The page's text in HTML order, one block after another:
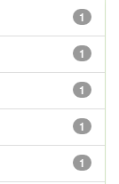
1
1
1
1
1